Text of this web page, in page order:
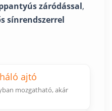
záródással,
sínrendszerrel
ajtó
mozgatható, akár